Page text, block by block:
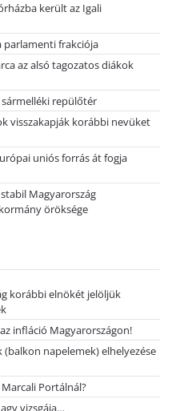
került az Igali
parlamenti frakciója
az alsó tagozatos diákok
repülőtér
visszakapják korábbi nevüket
uniós forrás át fogja
Magyarország
öröksége
korábbi elnökét jelöljük
infláció Magyarországon!
napelemek) elhelyezése
Portálnál?
vizsgája…